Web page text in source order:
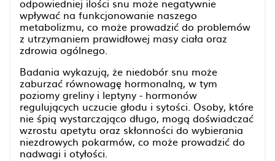
wpływać na funkcjonowanie naszego
metabolizmu, co może prowadzić do problemów
z utrzymaniem prawidłowej masy ciała oraz
zdrowia ogólnego.
Badania wykazują, że niedobór snu może
zaburzać równowagę hormonalną, w tym
poziomy greliny i leptyny - hormonów
regulujących uczucie głodu i sytości. Osoby, które
nie śpią wystarczająco długo, mogą doświadczać
wzrostu apetytu oraz skłonności do wybierania
niezdrowych pokarmów, co może prowadzić do
nadwagi i otyłości.